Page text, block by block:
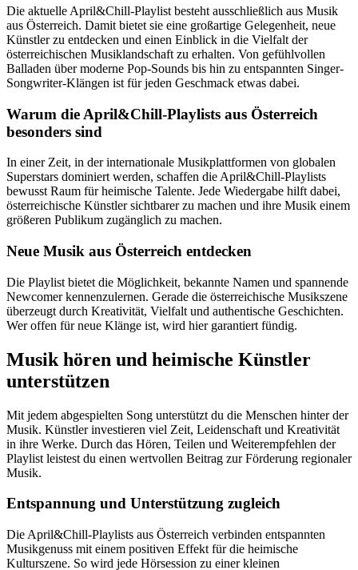
Die aktuelle April&Chill-Playlist besteht ausschließlich aus Musik
aus Österreich. Damit bietet sie eine großartige Gelegenheit, neue
Künstler zu entdecken und einen Einblick in die Vielfalt der
österreichischen Musiklandschaft zu erhalten. Von gefühlvollen
Balladen über moderne Pop-Sounds bis hin zu entspannten Singer-
Songwriter-Klängen ist für jeden Geschmack etwas dabei.
Warum die April&Chill-Playlists aus Österreich
besonders sind
In einer Zeit, in der internationale Musikplattformen von globalen
Superstars dominiert werden, schaffen die April&Chill-Playlists
bewusst Raum für heimische Talente. Jede Wiedergabe hilft dabei,
österreichische Künstler sichtbarer zu machen und ihre Musik einem
größeren Publikum zugänglich zu machen.
Neue Musik aus Österreich entdecken
Die Playlist bietet die Möglichkeit, bekannte Namen und spannende
Newcomer kennenzulernen. Gerade die österreichische Musikszene
überzeugt durch Kreativität, Vielfalt und authentische Geschichten.
Wer offen für neue Klänge ist, wird hier garantiert fündig.
Musik hören und heimische Künstler
unterstützen
Mit jedem abgespielten Song unterstützt du die Menschen hinter der
Musik. Künstler investieren viel Zeit, Leidenschaft und Kreativität
in ihre Werke. Durch das Hören, Teilen und Weiterempfehlen der
Playlist leistest du einen wertvollen Beitrag zur Förderung regionaler
Musik.
Entspannung und Unterstützung zugleich
Die April&Chill-Playlists aus Österreich verbinden entspannten
Musikgenuss mit einem positiven Effekt für die heimische
Kulturszene. So wird jede Hörsession zu einer kleinen